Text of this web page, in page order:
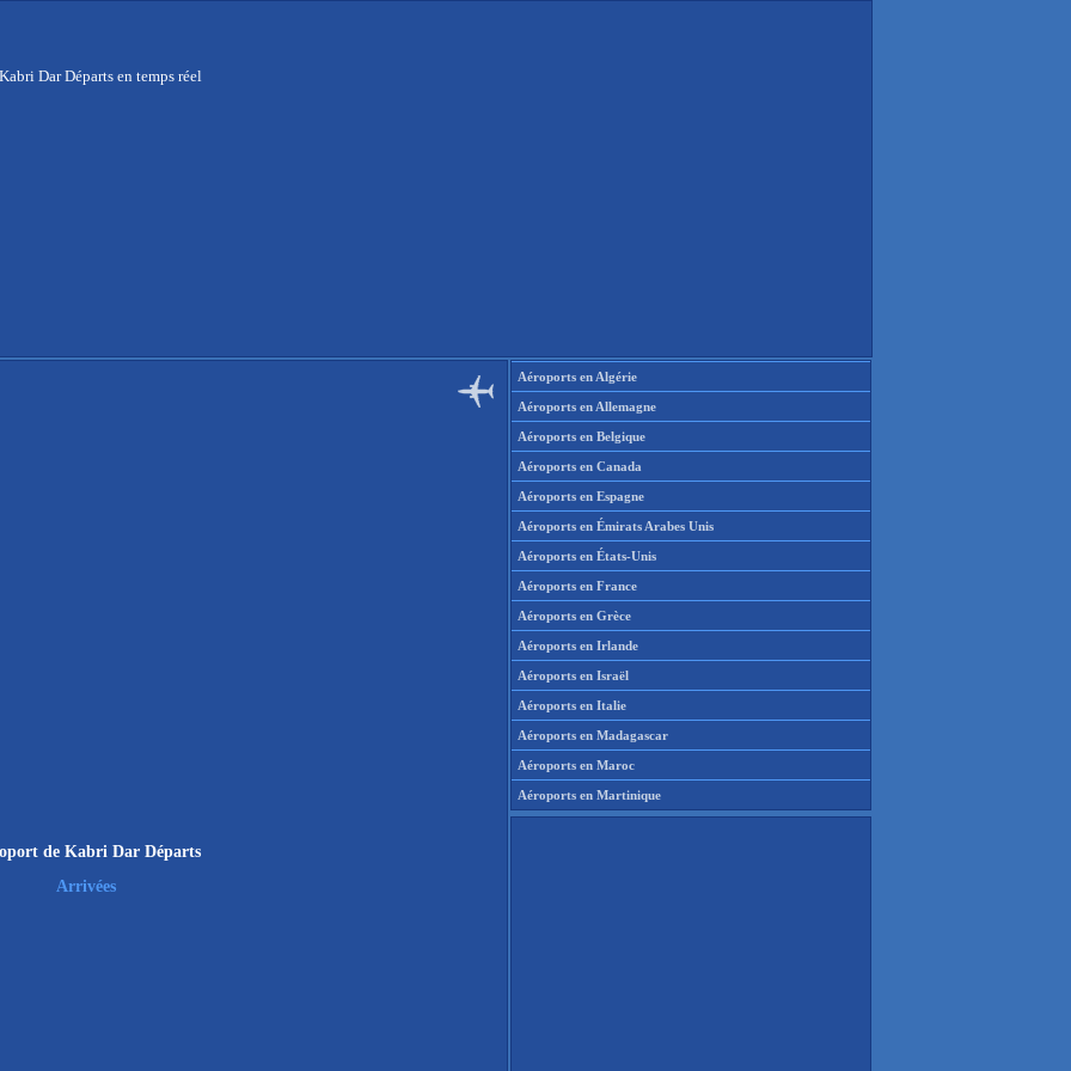
Dar Départs en temps réel
de Kabri Dar Départs
Arrivées
Aéroports en Algérie
Aéroports en Allemagne
Aéroports en Belgique
Aéroports en Canada
Aéroports en Espagne
Aéroports en Émirats Arabes Unis
Aéroports en États-Unis
Aéroports en France
Aéroports en Grèce
Aéroports en Irlande
Aéroports en Israël
Aéroports en Italie
Aéroports en Madagascar
Aéroports en Maroc
Aéroports en Martinique